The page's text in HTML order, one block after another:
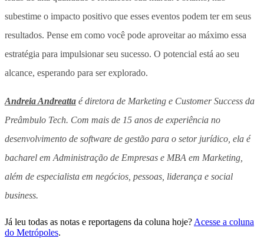
subestime o impacto positivo que esses eventos podem ter em seus
resultados. Pense em como você pode aproveitar ao máximo essa
estratégia para impulsionar seu sucesso. O potencial está ao seu
alcance, esperando para ser explorado.
Andreia Andreatta é diretora de Marketing e Customer Success da
Preâmbulo Tech. Com mais de 15 anos de experiência no
desenvolvimento de software de gestão para o setor jurídico, ela é
bacharel em Administração de Empresas e MBA em Marketing,
além de especialista em negócios, pessoas, liderança e social
business.
Já leu todas as notas e reportagens da coluna hoje? Acesse a coluna
do Metrópoles.